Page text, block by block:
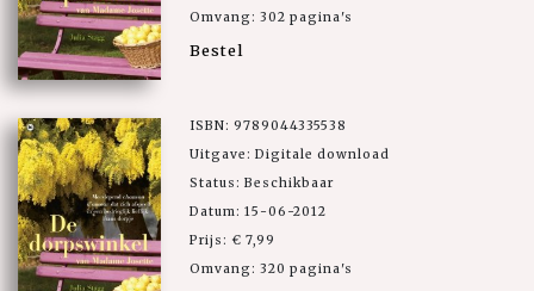
Omvang: 302 pagina's
Bestel
ISBN: 9789044335538
Uitgave: Digitale download
Status: Beschikbaar
Datum: 15-06-2012
Prijs: € 7,99
Omvang: 320 pagina's